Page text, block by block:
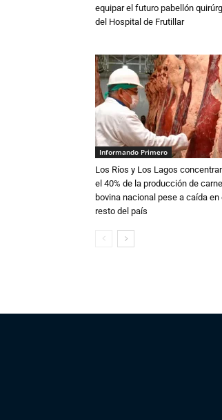
equipar el futuro pabellón
del Hospital de Frutillar
Informando Primero
Los Ríos y Los Lagos
el 40% de la producción de carne
bovina nacional pese a caída en
resto del país